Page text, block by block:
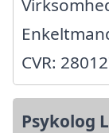
CVR:
Psykolog